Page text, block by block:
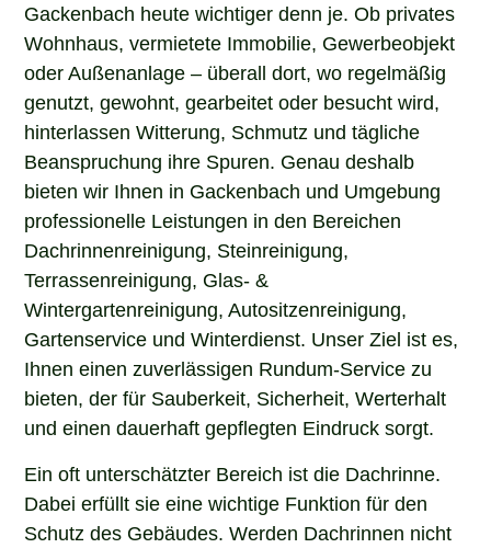
Gackenbach heute wichtiger denn je. Ob privates
Wohnhaus, vermietete Immobilie, Gewerbeobjekt
oder Außenanlage – überall dort, wo regelmäßig
genutzt, gewohnt, gearbeitet oder besucht wird,
hinterlassen Witterung, Schmutz und tägliche
Beanspruchung ihre Spuren. Genau deshalb
bieten wir Ihnen in Gackenbach und Umgebung
professionelle Leistungen in den Bereichen
Dachrinnenreinigung, Steinreinigung,
Terrassenreinigung, Glas- &
Wintergartenreinigung, Autositzenreinigung,
Gartenservice und Winterdienst. Unser Ziel ist es,
Ihnen einen zuverlässigen Rundum-Service zu
bieten, der für Sauberkeit, Sicherheit, Werterhalt
und einen dauerhaft gepflegten Eindruck sorgt.
Ein oft unterschätzter Bereich ist die Dachrinne.
Dabei erfüllt sie eine wichtige Funktion für den
Schutz des Gebäudes. Werden Dachrinnen nicht